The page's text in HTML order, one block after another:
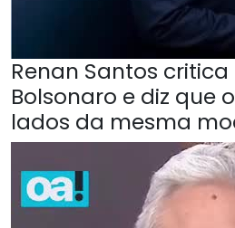
Renan Santos critica
Bolsonaro e diz que
lados da mesma